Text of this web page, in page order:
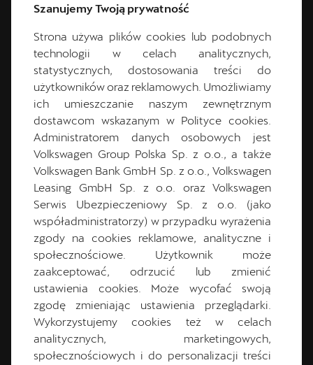
+48 61 87 32 280
cupra.salon@pol-car.pl
CUPRA Master
GracjanKlapa
CUPRA Master
Szanujemy Twoją prywatność
Strona używa plików cookies lub podobnych
technologii w celach analitycznych,
statystycznych, dostosowania treści do
użytkowników oraz reklamowych. Umożliwiamy
ich umieszczanie naszym zewnętrznym
dostawcom wskazanym w Polityce cookies.
Administratorem danych osobowych jest
Volkswagen Group Polska Sp. z o.o., a także
Volkswagen Bank GmbH Sp. z o.o., Volkswagen
Leasing GmbH Sp. z o.o. oraz Volkswagen
Serwis Ubezpieczeniowy Sp. z o.o. (jako
współadministratorzy) w przypadku wyrażenia
zgody na cookies reklamowe, analityczne i
społecznościowe. Użytkownik może
zaakceptować, odrzucić lub zmienić
ustawienia cookies. Może wycofać swoją
zgodę zmieniając ustawienia przeglądarki.
Wykorzystujemy cookies też w celach
analitycznych, marketingowych,
społecznościowych i do personalizacji treści